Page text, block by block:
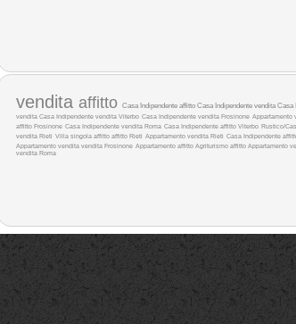
vendita affitto Casa Indipendente affitto Casa Indipendente venditaCasa
vendita Casa Indipendente vendita Viterbo Casa Indipendente vendita Frosinone Appartamento
affitto Frosinone Casa Indipendente vendita Roma Casa Indipendente affitto Viterbo Rustico/
vendita Rieti Villa singola affitto affitto Rieti Appartamento vendita Rieti Casa Indipendente
Appartamento vendita vendita Frosinone Appartamento affitto Agriturismo affitto Appartamento
vendita Roma